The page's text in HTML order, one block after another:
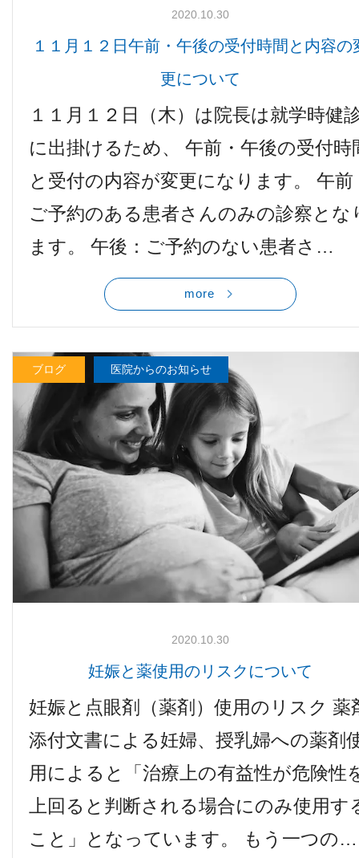
2020.10.30
１１月１２日午前・午後の受付時間と内容の
更について
１１月１２日（木）は院長は就学時健
に出掛けるため、 午前・午後の受付時
と受付の内容が変更になります。 午前
ご予約のある患者さんのみの診察とな
ます。 午後：ご予約のない患者さ…
more
ブログ 医院からのお知らせ
2020.10.30
妊娠と薬使用のリスクについて
妊娠と点眼剤（薬剤）使用のリスク 薬
添付文書による妊婦、授乳婦への薬剤
用によると「治療上の有益性が危険性
上回ると判断される場合にのみ使用す
こと」となっています。 もう一つの…